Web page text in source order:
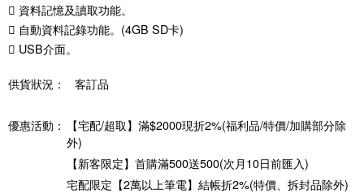
 資料記憶及讀取功能。
 自動資料記錄功能。(4GB SD卡)
 USB介面。
供貨狀況： 客訂品
優惠活動：
【宅配/超取】滿$2000現折2%(福利品/特價/加購部分除
外)
【新客限定】首購滿500送500(次月10日前匯入)
宅配限定【2萬以上筆電】結帳折2%(特價、拆封品除外)